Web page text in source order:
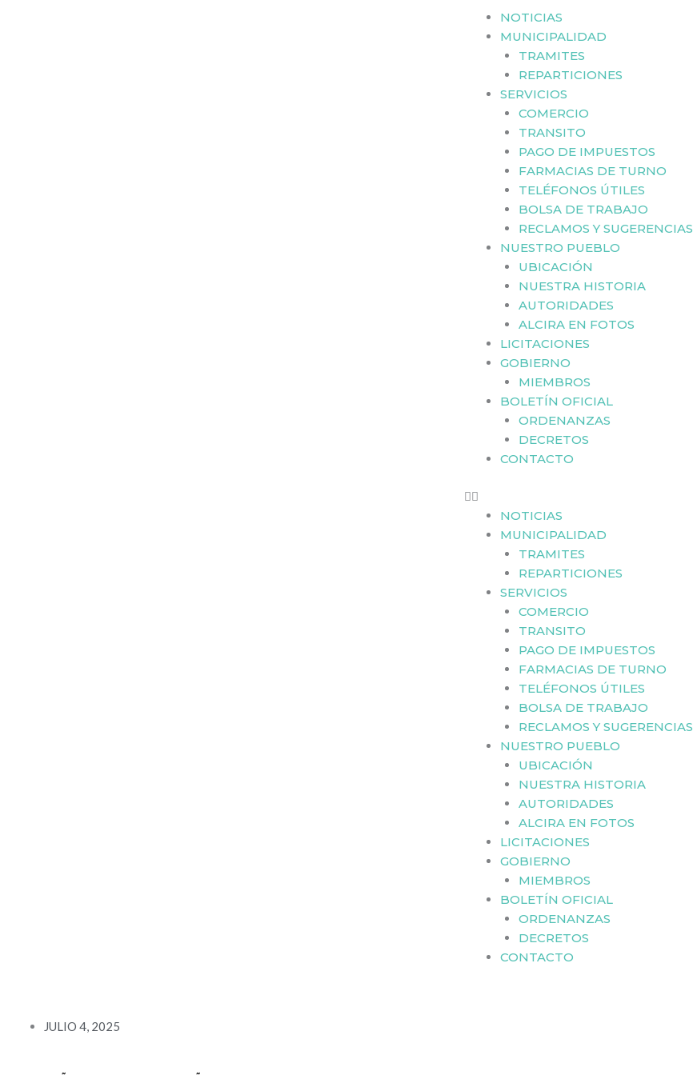
NOTICIAS
MUNICIPALIDAD
TRAMITES
REPARTICIONES
SERVICIOS
COMERCIO
TRANSITO
PAGO DE IMPUESTOS
FARMACIAS DE TURNO
TELÉFONOS ÚTILES
BOLSA DE TRABAJO
RECLAMOS Y SUGERENCIAS
NUESTRO PUEBLO
UBICACIÓN
NUESTRA HISTORIA
AUTORIDADES
ALCIRA EN FOTOS
LICITACIONES
GOBIERNO
MIEMBROS
BOLETÍN OFICIAL
ORDENANZAS
DECRETOS
CONTACTO
NOTICIAS
MUNICIPALIDAD
TRAMITES
REPARTICIONES
SERVICIOS
COMERCIO
TRANSITO
PAGO DE IMPUESTOS
FARMACIAS DE TURNO
TELÉFONOS ÚTILES
BOLSA DE TRABAJO
RECLAMOS Y SUGERENCIAS
NUESTRO PUEBLO
UBICACIÓN
NUESTRA HISTORIA
AUTORIDADES
ALCIRA EN FOTOS
LICITACIONES
GOBIERNO
MIEMBROS
BOLETÍN OFICIAL
ORDENANZAS
DECRETOS
CONTACTO
JULIO 4, 2025